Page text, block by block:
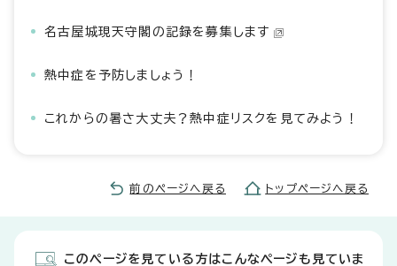
名古屋城現天守閣の記録を募集します
熱中症を予防しましょう！
これからの暑さ大丈夫？熱中症リスクを見てみよう！
前のページへ戻る トップページへ戻る
このページを見ている方はこんなページも見ていま